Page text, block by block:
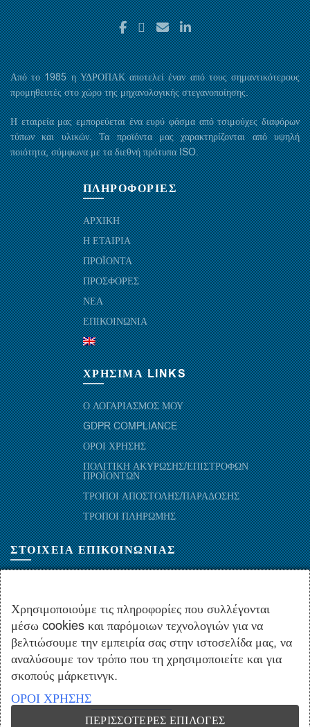
Από το 1985 η ΥΔΡΟΠΑΚ αποτελεί έναν από τους σημαντικότερους
προμηθευτές στο χώρο της μηχανολογικής στεγανοποίησης.
Η εταιρεία μας εμπορεύεται ένα ευρύ φάσμα από τσιμούχες διαφόρων
τύπων και υλικών. Τα προϊόντα μας χαρακτηρίζονται από υψηλή
ποιότητα, σύμφωνα με τα διεθνή πρότυπα ISO.
ΠΛΗΡΟΦΟΡΙΕΣ
ΑΡΧΙΚΗ
Η ΕΤΑΙΡΙΑ
ΠΡΟΪΟΝΤΑ
ΠΡΟΣΦΟΡΕΣ
ΝΕΑ
ΕΠΙΚΟΙΝΩΝΙΑ
ΧΡΗΣΙΜΑ LINKS
Ο ΛΟΓΑΡΙΑΣΜΟΣ ΜΟΥ
GDPR COMPLIANCE
ΟΡΟΙ ΧΡΗΣΗΣ
ΠΟΛΙΤΙΚΗ ΑΚΥΡΩΣΗΣ/ΕΠΙΣΤΡΟΦΩΝ
ΠΡΟΪΟΝΤΩΝ
ΤΡΟΠΟΙ ΑΠΟΣΤΟΛΗΣ/ΠΑΡΑΔΟΣΗΣ
ΤΡΟΠΟΙ ΠΛΗΡΩΜΗΣ
ΣΤΟΙΧΕΙΑ ΕΠΙΚΟΙΝΩΝΙΑΣ
+30.210-5143367,+30.210-5154659,+30.210-5147842
+30.210-5133976
info@hydropac.gr
Δευτ. εως Παρ.: 08:00 - 16:00
Χρησιμοποιούμε τις πληροφορίες που συλλέγονται
μέσω cookies και παρόμοιων τεχνολογιών για να
βελτιώσουμε την εμπειρία σας στην ιστοσελίδα μας, να
αναλύσουμε τον τρόπο που τη χρησιμοποιείτε και για
σκοπούς μάρκετινγκ.
ΟΡΟΙ ΧΡΗΣΗΣ
ΠΕΡΙΣΣΌΤΕΡΕΣ ΕΠΙΛΟΓΈΣ